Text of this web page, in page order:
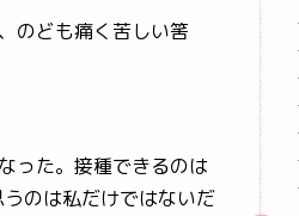
のども痛く苦しい筈
った。接種できるのは
のは私だけではないだ